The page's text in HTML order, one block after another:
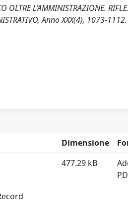
L’AMMINISTRAZIONE.
Anno XXX(4), 1073-1112.
Dimensione
477.29 kB